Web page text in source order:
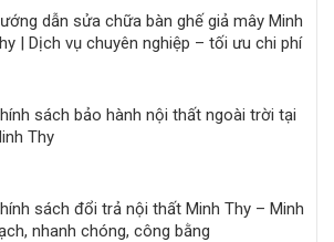
dẫn sửa chữa bàn ghế giả mây Minh
| Dịch vụ chuyên nghiệp – tối ưu chi phí
sách bảo hành nội thất ngoài trời tại
Thy
sách đổi trả nội thất Minh Thy – Minh
nhanh chóng, công bằng